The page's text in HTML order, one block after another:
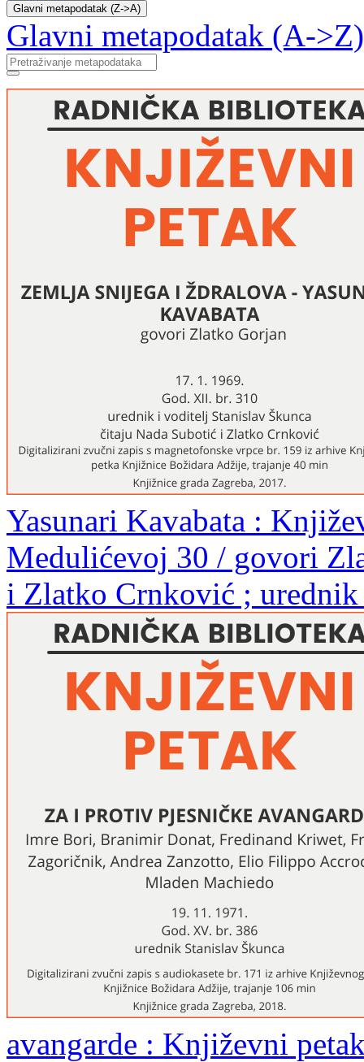
Glavni metapodatak (Z->A)
Glavni metapodatak (A->Z)
Yasunari Kavabata :
Medulićevoj 30 / govori
i Zlatko Crnković ;
avangarde : Književni